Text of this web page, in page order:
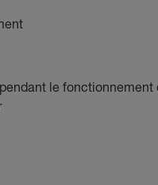
le fonctionnement